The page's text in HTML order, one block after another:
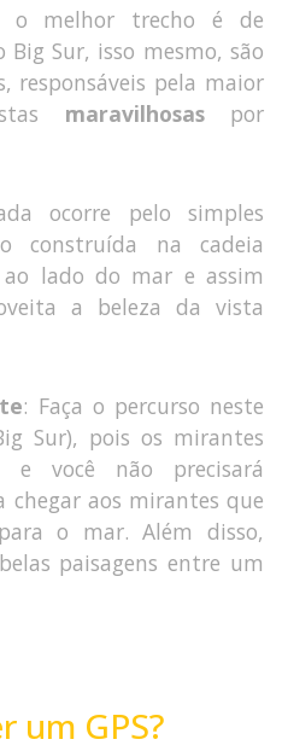
o melhor trecho é de
Sur, isso mesmo, são
responsáveis pela maior
maravilhosaspor
ocorre pelo simples
construída na cadeia
lado do mar e assim
a beleza da vista
: Faça o percurso neste
Sur), pois os mirantes
você não precisará
chegar aos mirantes que
o mar. Além disso,
paisagens entre um
um GPS?